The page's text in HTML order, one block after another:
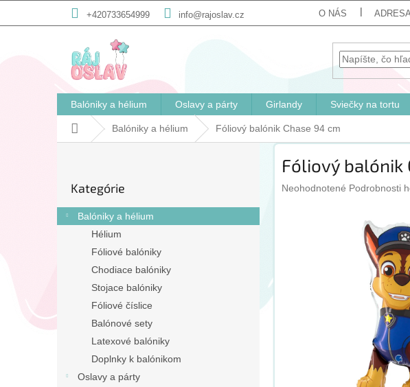
+420733654999 info@rajoslav.cz O NÁS
Balóniky a hélium Oslavy a párty Girlandy Sviečky na tortu
DomovBalóniky a hélium Fóliový balónik Chase 94 cm
ý
p
kategórie
Kategórie
Balóniky a hélium
Hélium
Fóliové balóniky
Chodiace balóniky
Stojace balóniky
Fóliové číslice
Balónové sety
Latexové balóniky
Doplnky k balónikom
Oslavy a párty
Fóliový balónik
Priemerné
Neohodnotené Podrobnosti